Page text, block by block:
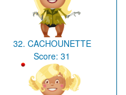
32. CACHOUNETTE
Score:31